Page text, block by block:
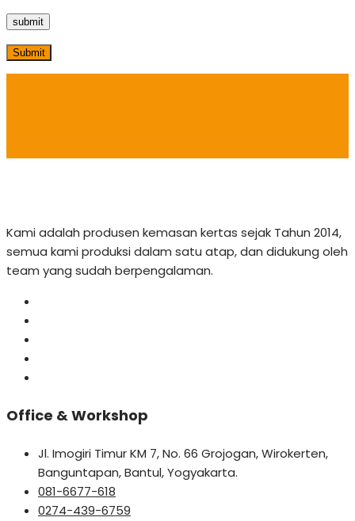
Submit
Kami adalah produsen kemasan kertas sejak Tahun 2014,
semua kami produksi dalam satu atap, dan didukung oleh
team yang sudah berpengalaman.
Office & Workshop
Jl. Imogiri Timur KM 7, No. 66 Grojogan, Wirokerten,
Banguntapan, Bantul, Yogyakarta.
081-6677-618
0274-439-6759